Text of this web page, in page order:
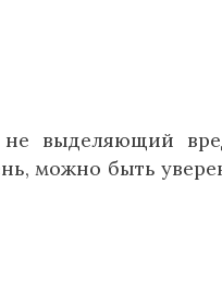
не выделяющий
можно быть